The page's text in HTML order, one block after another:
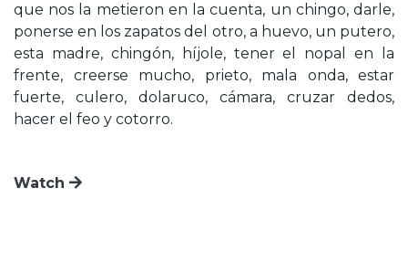
que nos la metieron en la cuenta, un chingo, darle,
ponerse en los zapatos del otro, a huevo, un putero,
esta madre, chingón, híjole, tener el nopal en la
frente, creerse mucho, prieto, mala onda, estar
fuerte, culero, dolaruco, cámara, cruzar dedos,
hacer el feo y cotorro.
Watch